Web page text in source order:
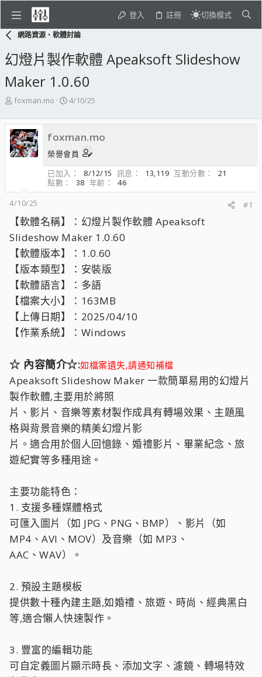
登入 註冊 切換模式
網路資源、軟體討論
幻燈片製作軟體 Apeaksoft Slideshow
Maker 1.0.60
主
發
起
人
foxman.mo
開
日
期
4/10/25
foxman.mo
榮譽會員
已加入
8/12/15 訊息 13,119 互動分數
21
點數
38 年齡
46
4/10/25
#1
【軟體名稱】：幻燈片製作軟體 Apeaksoft
Slideshow Maker 1.0.60
【軟體版本】：1.0.60
【版本類型】：安裝版
【軟體語言】：多語
【檔案大小】：163MB
【上傳日期】：2025/04/10
【作業系統】：Windows
☆ 內容簡介☆:如檔案遺失,請通知補檔
Apeaksoft Slideshow Maker 一款簡單易用的幻燈片
製作軟體,主要用於將照
片、影片、音樂等素材製作成具有轉場效果、主題風
格與背景音樂的精美幻燈片影
片。適合用於個人回憶錄、婚禮影片、畢業紀念、旅
遊紀實等多種用途。
主要功能特色：
1. 支援多種媒體格式
可匯入圖片（如 JPG、PNG、BMP）、影片（如
MP4、AVI、MOV）及音樂（如 MP3、
AAC、WAV）。
2. 預設主題模板
提供數十種內建主題,如婚禮、旅遊、時尚、經典黑白
等,適合懶人快速製作。
3. 豐富的編輯功能
可自定義圖片顯示時長、添加文字、濾鏡、轉場特效